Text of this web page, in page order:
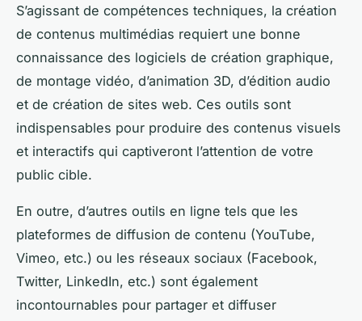
S’agissant de compétences techniques, la création
de contenus multimédias requiert une bonne
connaissance des logiciels de création graphique,
de montage vidéo, d’animation 3D, d’édition audio
et de création de sites web. Ces outils sont
indispensables pour produire des contenus visuels
et interactifs qui captiveront l’attention de votre
public cible.
En outre, d’autres outils en ligne tels que les
plateformes de diffusion de contenu (YouTube,
Vimeo, etc.) ou les réseaux sociaux (Facebook,
Twitter, LinkedIn, etc.) sont également
incontournables pour partager et diffuser